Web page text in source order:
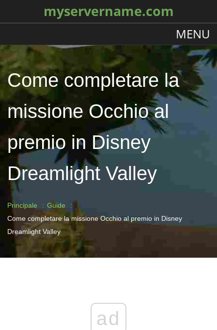
myservername.com
MENU
Come completare la
missione Occhio al
premio in Disney
Dreamlight Valley
Principale
Guide
Come completare la missione Occhio al premio in Disney
Dreamlight Valley
ad